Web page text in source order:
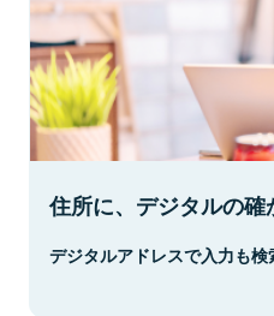
住所に、デジタルの確
デジタルアドレスで入力も検